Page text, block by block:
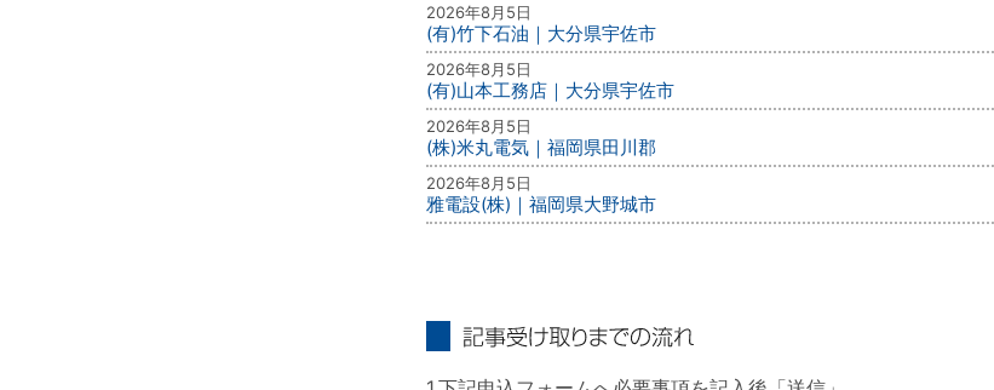
2026年8月5日
(有)竹下石油｜大分県宇佐市
2026年8月5日
(有)山本工務店｜大分県宇佐市
2026年8月5日
(株)米丸電気｜福岡県田川郡
2026年8月5日
雅電設(株)｜福岡県大野城市